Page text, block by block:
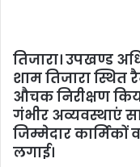
तिजारा। उपखण्ड
शाम तिजारा स्थित
औचक निरीक्षण
गंभीर अव्यवस्थाएं
जिम्मेदार
लगाई।